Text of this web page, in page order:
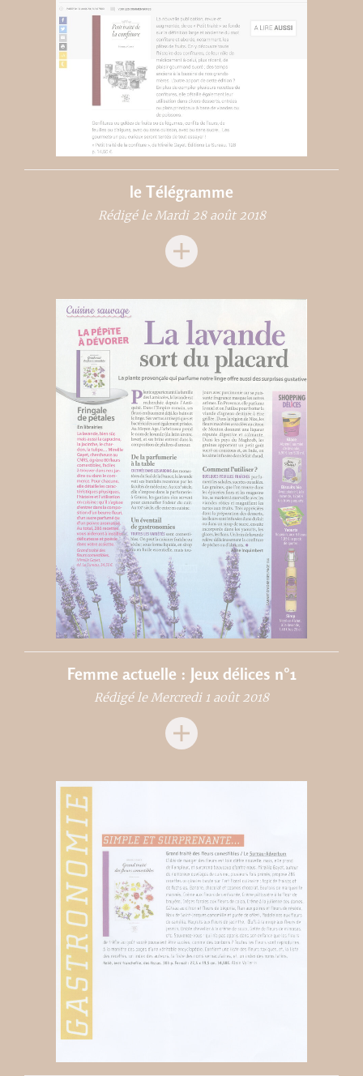
le Télégramme
Rédigé le Mardi 28 août 2018
Femme actuelle : Jeux délices n°1
Rédigé le Mercredi 1 août 2018